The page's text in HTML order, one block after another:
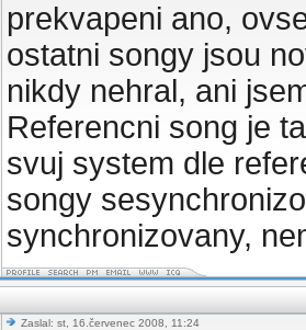
prekvapeni ano,
ostatni songy jsou
nikdy nehral, ani
Referencni song je
svuj system dle
songy
synchronizovany,
Zaslal: st, 16.červenec 2008, 11:24